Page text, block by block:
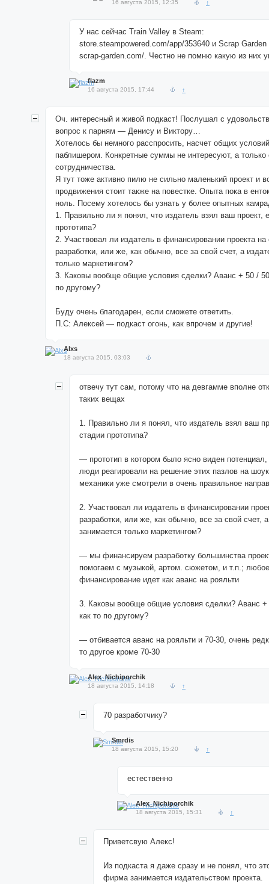
16 августа 2015, 12:35 ↑
У нас сейчас Train Valley в Steam:
store.steampowered.com/app/353640 и Scrap Garden
scrap-garden.com/. Честно не помню какую из них
flazm
16 августа 2015, 17:44 ↑
Оч. интересный и живой подкаст! Послушал с
вопрос к парням — Денису и Виктору…
Хотелось бы немного расспросить, насчет общих
паблишером. Конкретные суммы не интересуют, а
сотрудничества.
Я тут тоже активно пилю не сильно маленький проект и
продвижения стоит также на повестке. Опыта пока в
ноль. Посему хотелось бы узнать у более опытных
1. Правильно ли я понял, что издатель взял ваш проект,
прототипа?
2. Участвовал ли издатель в финансировании проекта на
разработки, или же, как обычно, все за свой счет, а
только маркетингом?
3. Каковы вообще общие условия сделки? Аванс + 50 /
по другому?
Буду очень благодарен, если сможете ответить.
П.С: Алексей — подкаст огонь, как впрочем и другие!
Alxs
18 августа 2015, 03:03
отвечу тут сам, потому что на девгамме вполне
таких вещах
1. Правильно ли я понял, что издатель взял ваш
стадии прототипа?
— прототип в котором было ясно виден потенциал,
люди реагировали на решение этих пазлов на
механики уже смотрели в очень правильное
2. Участвовал ли издатель в финансировании
разработки, или же, как обычно, все за свой счет,
занимается только маркетингом?
— мы финансируем разработку большинства
помогаем с музыкой, артом. сюжетом, и т.п.; любое
финансирование идет как аванс на рояльти
3. Каковы вообще общие условия сделки? Аванс
как то по другому?
— отбивается аванс на рояльти и 70-30, очень
то другое кроме 70-30
Alex_Nichiporchik
18 августа 2015, 14:18 ↑
70 разработчику?
Smrdis
18 августа 2015, 15:20 ↑
естественно
Alex_Nichiporchik
18 августа 2015, 15:31 ↑
Приветсвую Алекс!
Из подкаста я даже сразу и не понял, что
фирма занимается издательством проекта.